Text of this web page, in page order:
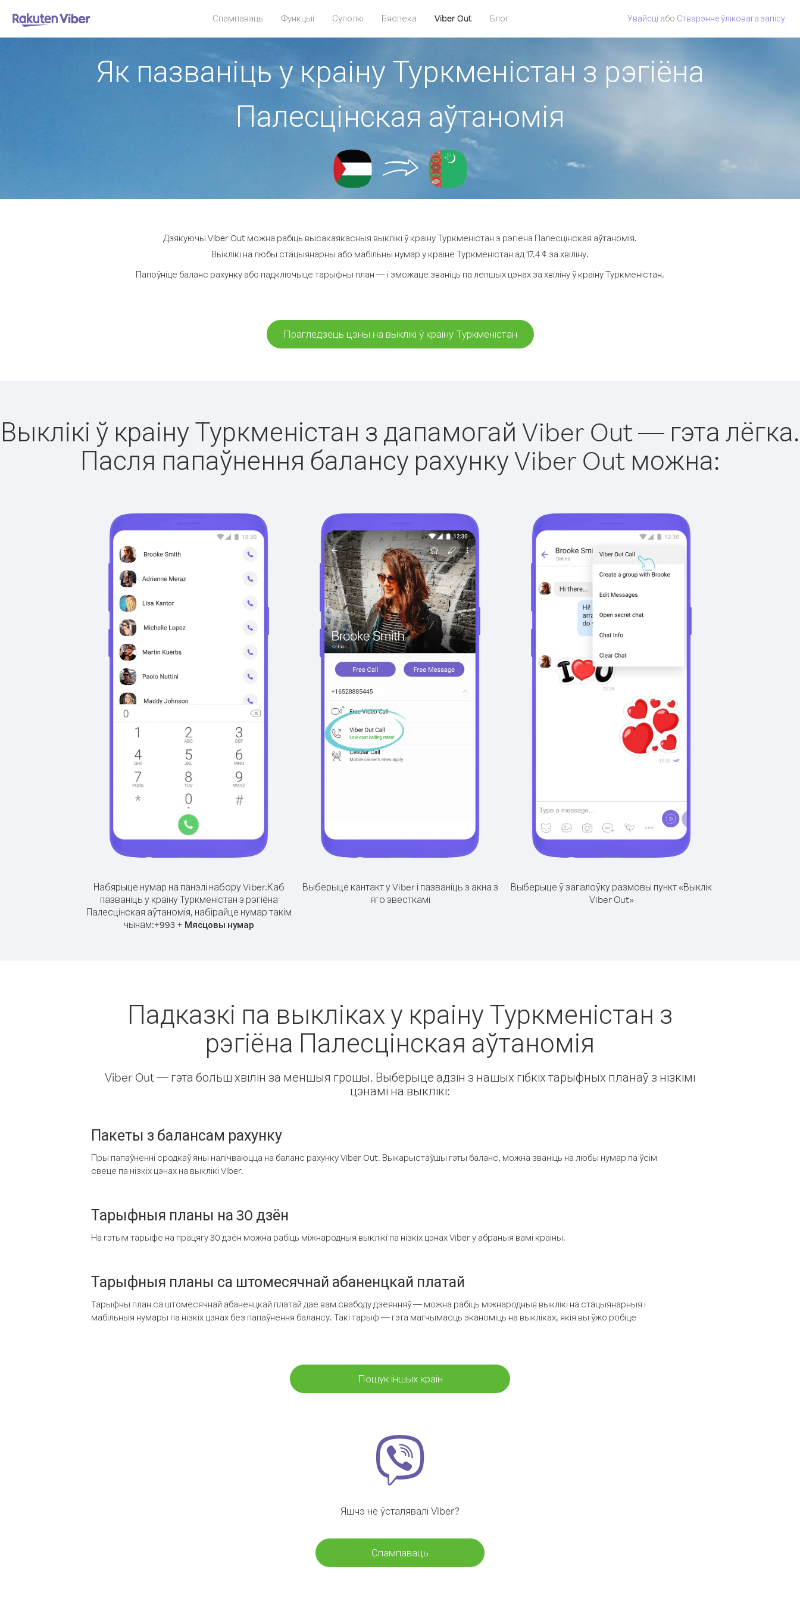
Спампаваць Функцыі Суполкі Бяспека Viber Out Блог Увайсці або Стварэнне ўліковага запісу
Як пазваніць у краіну Туркменістан з рэгіёна
Палесцінская аўтаномія
Дзякуючы Viber Out можна рабіць высакаякасныя выклікі ў краіну Туркменістан з рэгіёна Палесцінская аўтаномія.
Выклікі на любы стацыянарны або мабільны нумар у краіне Туркменістан ад 17.4 ¢ за хвіліну.
Папоўніце баланс рахунку або падключыце тарыфны план — і зможаце званіць па лепшых цэнах за хвіліну ў краіну Туркменістан.
Прагледзець цэны на выклікі ў краіну Туркменістан
Выклікі ў краіну Туркменістан з дапамогай Viber Out — гэта лёгка.
Пасля папаўнення балансу рахунку Viber Out можна:
Набярыце нумар на панэлі набору Viber.Каб
пазваніць у краіну Туркменістан з рэгіёна
Палесцінская аўтаномія, набірайце нумар такім
чынам:+993+ Мясцовы нумар
Выберыце кантакт у Viber і пазваніць з акна з
яго звесткамі
Выберыце ў загалоўку размовы пункт «Выклік
Viber Out»
Падказкі па выкліках у краіну Туркменістан з
рэгіёна Палесцінская аўтаномія
Viber Out — гэта больш хвілін за меншыя грошы. Выберыце адзін з нашых гібкіх тарыфных планаў з нізкімі
цэнамі на выклікі:
Пакеты з балансам рахунку
Пры папаўненні сродкаў яны налічваюцца на баланс рахунку Viber Out. Выкарыстаўшы гэты баланс, можна званіць на любы нумар па ўсім
свеце па нізкіх цэнах на выклікі Viber.
Тарыфныя планы на 30 дзён
На гэтым тарыфе на працягу 30 дзён можна рабіць міжнародныя выклікі па нізкіх цэнах Viber у абраныя вамі краіны.
Тарыфныя планы са штомесячнай абаненцкай платай
Тарыфны план са штомесячнай абаненцкай платай дае вам свабоду дзеянняў — можна рабіць міжнародныя выклікі на стацыянарныя і
мабільныя нумары па нізкіх цэнах без папаўнення балансу. Такі тарыф — гэта магчымасць эканоміць на выкліках, якія вы ўжо робіце
Пошук іншых краін
Яшчэ не ўсталявалі Viber?
Спампаваць